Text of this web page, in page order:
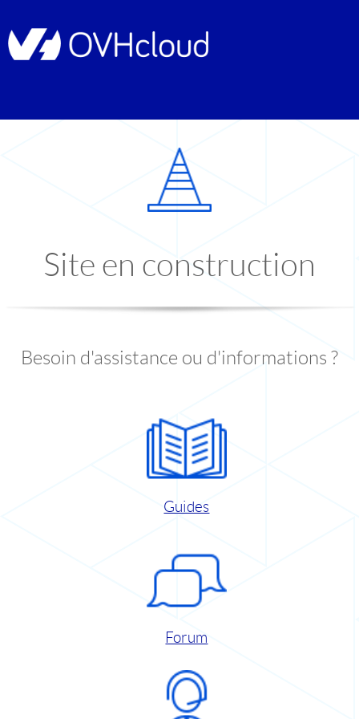
Site en construction
Besoin d'assistance ou d'informations ?
Guides
Forum